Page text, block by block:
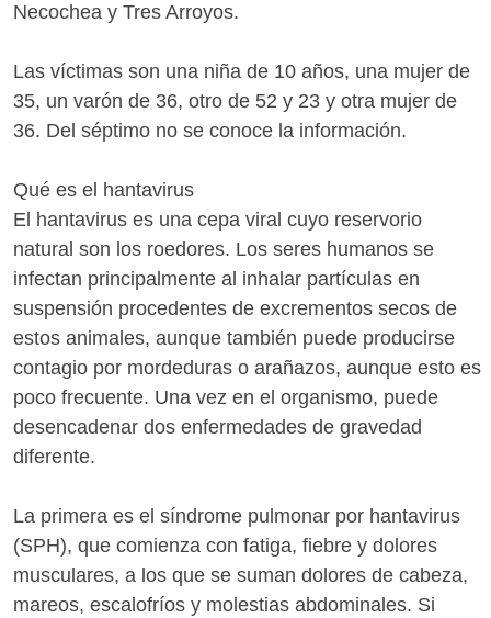
Necochea y Tres Arroyos.
Las víctimas son una niña de 10 años, una mujer de
35, un varón de 36, otro de 52 y 23 y otra mujer de
36. Del séptimo no se conoce la información.
Qué es el hantavirus
El hantavirus es una cepa viral cuyo reservorio
natural son los roedores. Los seres humanos se
infectan principalmente al inhalar partículas en
suspensión procedentes de excrementos secos de
estos animales, aunque también puede producirse
contagio por mordeduras o arañazos, aunque esto es
poco frecuente. Una vez en el organismo, puede
desencadenar dos enfermedades de gravedad
diferente.
La primera es el síndrome pulmonar por hantavirus
(SPH), que comienza con fatiga, fiebre y dolores
musculares, a los que se suman dolores de cabeza,
mareos, escalofríos y molestias abdominales. Si